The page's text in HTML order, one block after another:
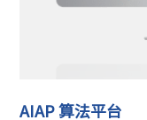
AIAP 算法平台